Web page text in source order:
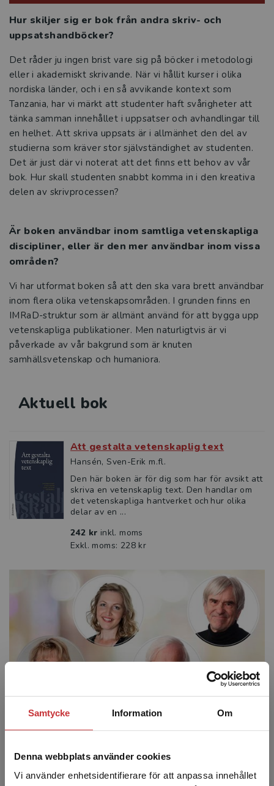
Samtycke Information Om
Denna webbplats använder cookies
Vi använder enhetsidentifierare för att anpassa innehållet
GDPR och personuppgifter
Tillgänglighet
Systemkrav
About us
Hur skiljer sig er bok från andra skriv- och
uppsatshandböcker?
Det råder ju ingen brist vare sig på böcker i metodologi
eller i akademiskt skrivande. När vi hållit kurser i olika
nordiska länder, och i en så avvikande kontext som
Tanzania, har vi märkt att studenter haft svårigheter att
tänka samman innehållet i uppsatser och avhandlingar till
en helhet. Att skriva uppsats är i allmänhet den del av
studierna som kräver stor självständighet av studenten.
Det är just där vi noterat att det finns ett behov av vår
bok. Hur skall studenten snabbt komma in i den kreativa
delen av skrivprocessen?
Är boken användbar inom samtliga vetenskapliga
discipliner, eller är den mer användbar inom vissa
områden?
Vi har utformat boken så att den ska vara brett användbar
inom flera olika vetenskapsområden. I grunden finns en
IMRaD-struktur som är allmänt använd för att bygga upp
vetenskapliga publikationer. Men naturligtvis är vi
påverkade av vår bakgrund som är knuten
samhällsvetenskap och humaniora.
Aktuell bok
Att gestalta vetenskaplig text
Hansén, Sven-Erik m.fl.
Den här boken är för dig som har för avsikt att
skriva en vetenskaplig text. Den handlar om
det vetenskapliga hantverket och hur olika
delar av en ...
242 kr inkl. moms
Exkl. moms: 228 kr
pedagogik vid Åbo Akademi i Finland och har